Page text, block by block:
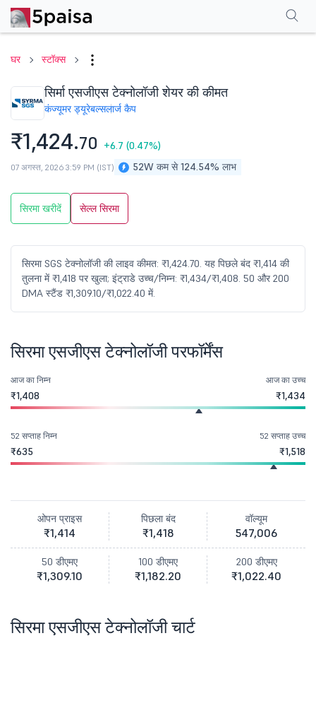
घर स्टॉक्स
सिर्मा एसजीएस टेक्नोलॉजी शेयर की कीमत
कंज्यूमर ड्यूरेबल्सलार्ज कैप
₹1,424.70 +6.7 (0.47%)
52W कम से 124.54% लाभ
07 अगस्त, 2026 3:59 PM (IST)
सिरमा खरीदें सेल्ल सिरमा
सिरमा SGS टेक्नोलॉजी की लाइव कीमत: ₹1,424.70. यह पिछले बंद ₹1,414 की
तुलना में ₹1,418 पर खुला; इंट्राडे उच्च/निम्न: ₹1,434/₹1,408. 50 और 200
DMA स्टैंड ₹1,309.10/₹1,022.40 में.
परफॉर्मेंसफाइनेंशियल्स सामान्य प्रश्न
सिरमा एसजीएस टेक्नोलॉजी परफॉर्मेंस
आज का निम्न
₹1,408
आज का उच्च
₹1,434
52 सप्ताह निम्न
₹635
52 सप्ताह उच्च
₹1,518
ओपन प्राइस
₹1,414
पिछला बंद
₹1,418
वॉल्यूम
547,006
50 डीएमए
₹1,309.10
100 डीएमए
₹1,182.20
200 डीएमए
₹1,022.40
सिरमा एसजीएस टेक्नोलॉजी चार्ट